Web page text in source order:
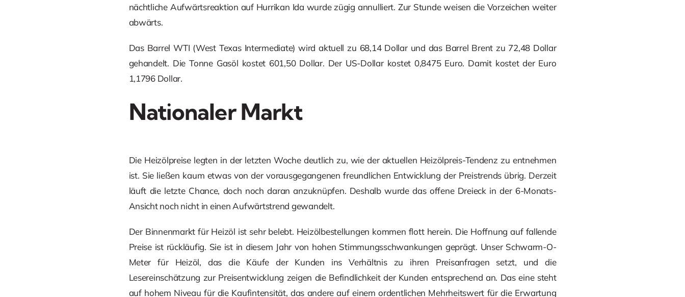
nächtliche Aufwärtsreaktion auf Hurrikan Ida wurde zügig annulliert. Zur Stunde weisen die Vorzeichen weiter
abwärts.
Das Barrel WTI (West Texas Intermediate) wird aktuell zu 68,14 Dollar und das Barrel Brent zu 72,48 Dollar
gehandelt. Die Tonne Gasöl kostet 601,50 Dollar. Der US-Dollar kostet 0,8475 Euro. Damit kostet der Euro
1,1796 Dollar.
Nationaler Markt
Die Heizölpreise legten in der letzten Woche deutlich zu, wie der aktuellen Heizölpreis-Tendenz zu entnehmen
ist. Sie ließen kaum etwas von der vorausgegangenen freundlichen Entwicklung der Preistrends übrig. Derzeit
läuft die letzte Chance, doch noch daran anzuknüpfen. Deshalb wurde das offene Dreieck in der 6-Monats-
Ansicht noch nicht in einen Aufwärtstrend gewandelt.
Der Binnenmarkt für Heizöl ist sehr belebt. Heizölbestellungen kommen flott herein. Die Hoffnung auf fallende
Preise ist rückläufig. Sie ist in diesem Jahr von hohen Stimmungsschwankungen geprägt. Unser Schwarm-O-
Meter für Heizöl, das die Käufe der Kunden ins Verhältnis zu ihren Preisanfragen setzt, und die
Lesereinschätzung zur Preisentwicklung zeigen die Befindlichkeit der Kunden entsprechend an. Das eine steht
auf hohem Niveau für die Kaufintensität, das andere auf einem ordentlichen Mehrheitswert für die Erwartung